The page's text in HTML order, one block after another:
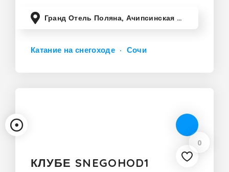
Гранд Отель Поляна, Ачипсинская улица, Эстосадок, Краснодарский край, Россия
Катание на снегоходе Сочи
0
КЛУБЕ SNEGOHOD1